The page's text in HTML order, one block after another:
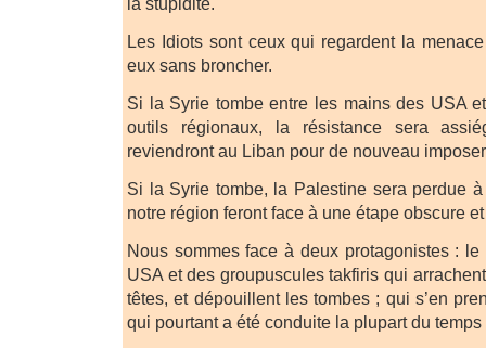
Les Idiots sont ceux qui regardent la
eux sans broncher.
Si la Syrie tombe entre les mains des USA
outils régionaux, la résistance sera
reviendront au Liban pour de nouveau
Si la Syrie tombe, la Palestine sera perdue
notre région feront face à une étape obscure
Nous sommes face à deux protagonistes :
USA et des groupuscules takfiris qui
têtes, et dépouillent les tombes ; qui s’en
qui pourtant a été conduite la plupart du